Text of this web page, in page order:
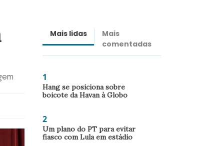
Mais lidas
Mais
comentadas
1
Hang se posiciona sobre
boicote da Havan à Globo
2
Um plano do PT para evitar
fiasco com Lula em estádio